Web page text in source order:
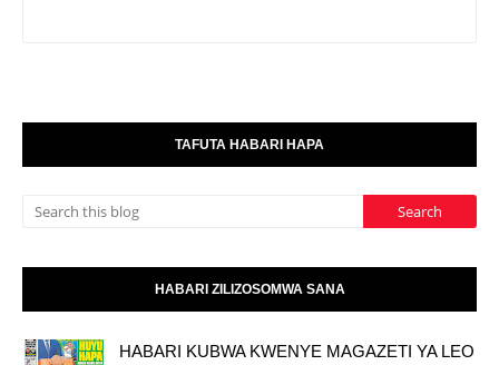
TAFUTA HABARI HAPA
HABARI ZILIZOSOMWA SANA
HABARI KUBWA KWENYE MAGAZETI YA LEO